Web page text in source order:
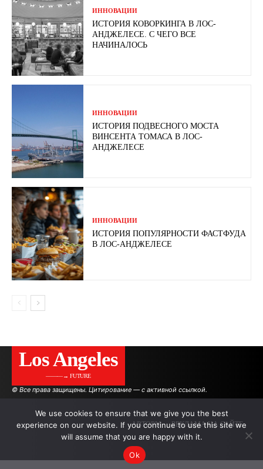
ИННОВАЦИИ
ИСТОРИЯ КОВОРКИНГА В ЛОС-
АНДЖЕЛЕСЕ. С ЧЕГО ВСЕ
НАЧИНАЛОСЬ
ИННОВАЦИИ
ИСТОРИЯ ПОДВЕСНОГО МОСТА
ВИНСЕНТА ТОМАСА В ЛОС-
АНДЖЕЛЕСЕ
ИННОВАЦИИ
ИСТОРИЯ ПОПУЛЯРНОСТИ ФАСТФУДА
В ЛОС-АНДЖЕЛЕСЕ
Los Angeles
———→ FUTURE
© Все права защищены. Цитирование — с активной ссылкой.
АВТОРЫ РЕКЛАМА НА САЙТЕ
We use cookies to ensure that we give you the best
experience on our website. If you continue to use this site we
will assume that you are happy with it.
Ok